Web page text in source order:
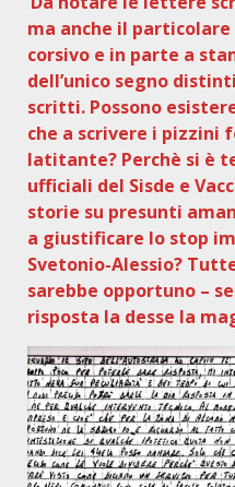
ma anche il particolare
corsivo e in parte a
dell’unico segno
scritti. Possono
che a scrivere i pizzini
latitante? Perchè si è
ufficiali del Sisde e
storie su presunti
a giustificare lo stop
Svetonio-Alessio?
sarebbe opportuno –
risposta la desse la